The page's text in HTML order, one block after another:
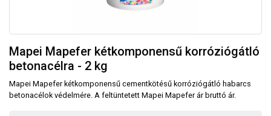
Mapei Mapefer kétkomponensű korróziógátló
betonacélra - 2 kg
Mapei Mapefer kétkomponensű cementkötésű korróziógátló habarcs
betonacélok védelmére. A feltüntetett Mapei Mapefer ár bruttó ár.